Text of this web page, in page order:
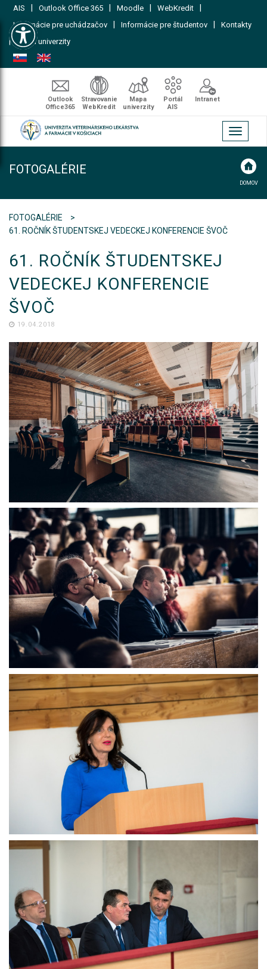
Open toolbar
AIS Outlook Office 365 Moodle WebKredit
Informácie pre uchádzačov Informácie pre študentov Kontakty
| Mapa univerzity
Outlook
Office365
Stravovanie
WebKredit
Mapa
univerzity
Portál
AIS
Intranet
Toggle
FOTOGALÉRIE
DOMOV
FOTOGALÉRIE
61. ROČNÍK ŠTUDENTSKEJ VEDECKEJ KONFERENCIE ŠVOČ
61. ROČNÍK ŠTUDENTSKEJ
VEDECKEJ KONFERENCIE
ŠVOČ
19.04.2018